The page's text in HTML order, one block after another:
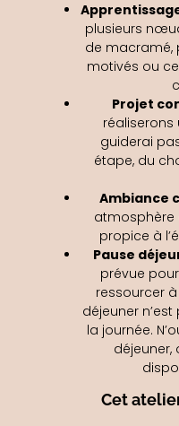
plusieurs
de macramé,
motivés ou
Projet
réaliserons
guiderai
étape, du
Ambiance
atmosphère
propice à
Pause
prévue
ressourcer
déjeuner
la journée.
déjeuner,
Cet